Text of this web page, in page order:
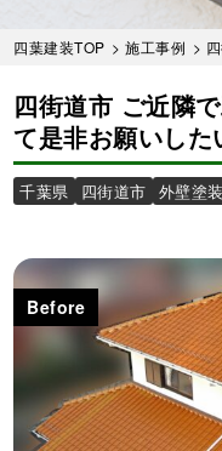
四葉建装TOP >施工事例 >
四街道市 ご近隣
て是非お願いした
千葉県 四街道市 外壁塗装
Before